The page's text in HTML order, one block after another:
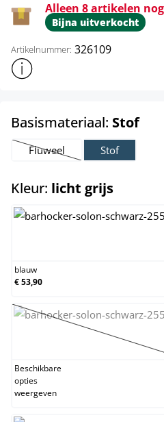
Alleen 8 artikelen
Bijna uitverkocht
Artikelnummer: 326109
Toon meer productinformatie
Basismateriaal: Stof
Fluweel
(Deze optie is momenteel
Stof
Kleur: licht grijsselect
blauw
€ 53,90
grijs
(Deze optie is
Beschikbare
opties
weergeven